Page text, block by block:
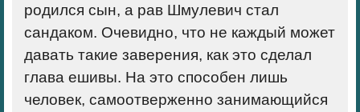
родился сын, а рав Шмулевич стал
сандаком. Очевидно, что не каждый может
давать такие заверения, как это сделал
глава ешивы. На это способен лишь
человек, самоотверженно занимающийся